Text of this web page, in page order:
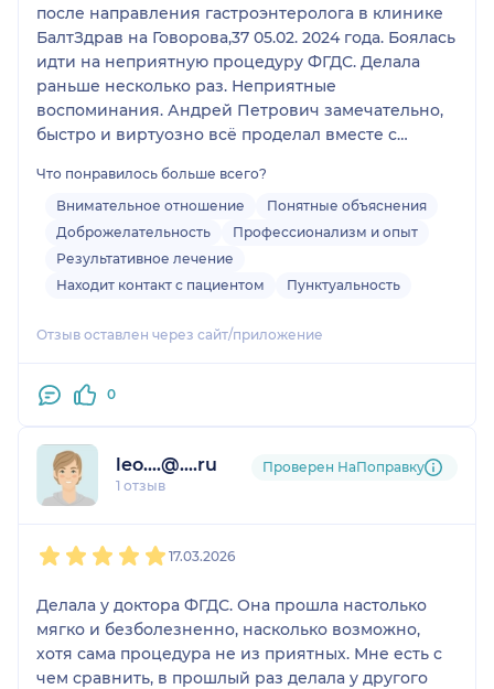
после направления гастроэнтеролога в клинике
БалтЗдрав на Говорова,37 05.02. 2024 года. Боялась
идти на неприятную процедуру ФГДС. Делала
раньше несколько раз. Неприятные
воспоминания. Андрей Петрович замечательно,
быстро и виртуозно всё проделал вместе с
благодарна. Ответил на все мои вопросы
исчерпывающе. Внимательный и
профессиональный. Всем рекомендую от души.
Спасибо большое.
Что понравилось больше всего?
Внимательное отношение
Понятные объяснения
Доброжелательность
Профессионализм и опыт
Результативное лечение
Находит контакт с пациентом
Пунктуальность
Отзыв оставлен через сайт/приложение
0
leo....@....ru
1 отзыв
Проверен НаПоправку
17.03.2026
Делала у доктора ФГДС. Она прошла настолько
мягко и безболезненно, насколько возможно,
хотя сама процедура не из приятных. Мне есть с
чем сравнить, в прошлый раз делала у другого